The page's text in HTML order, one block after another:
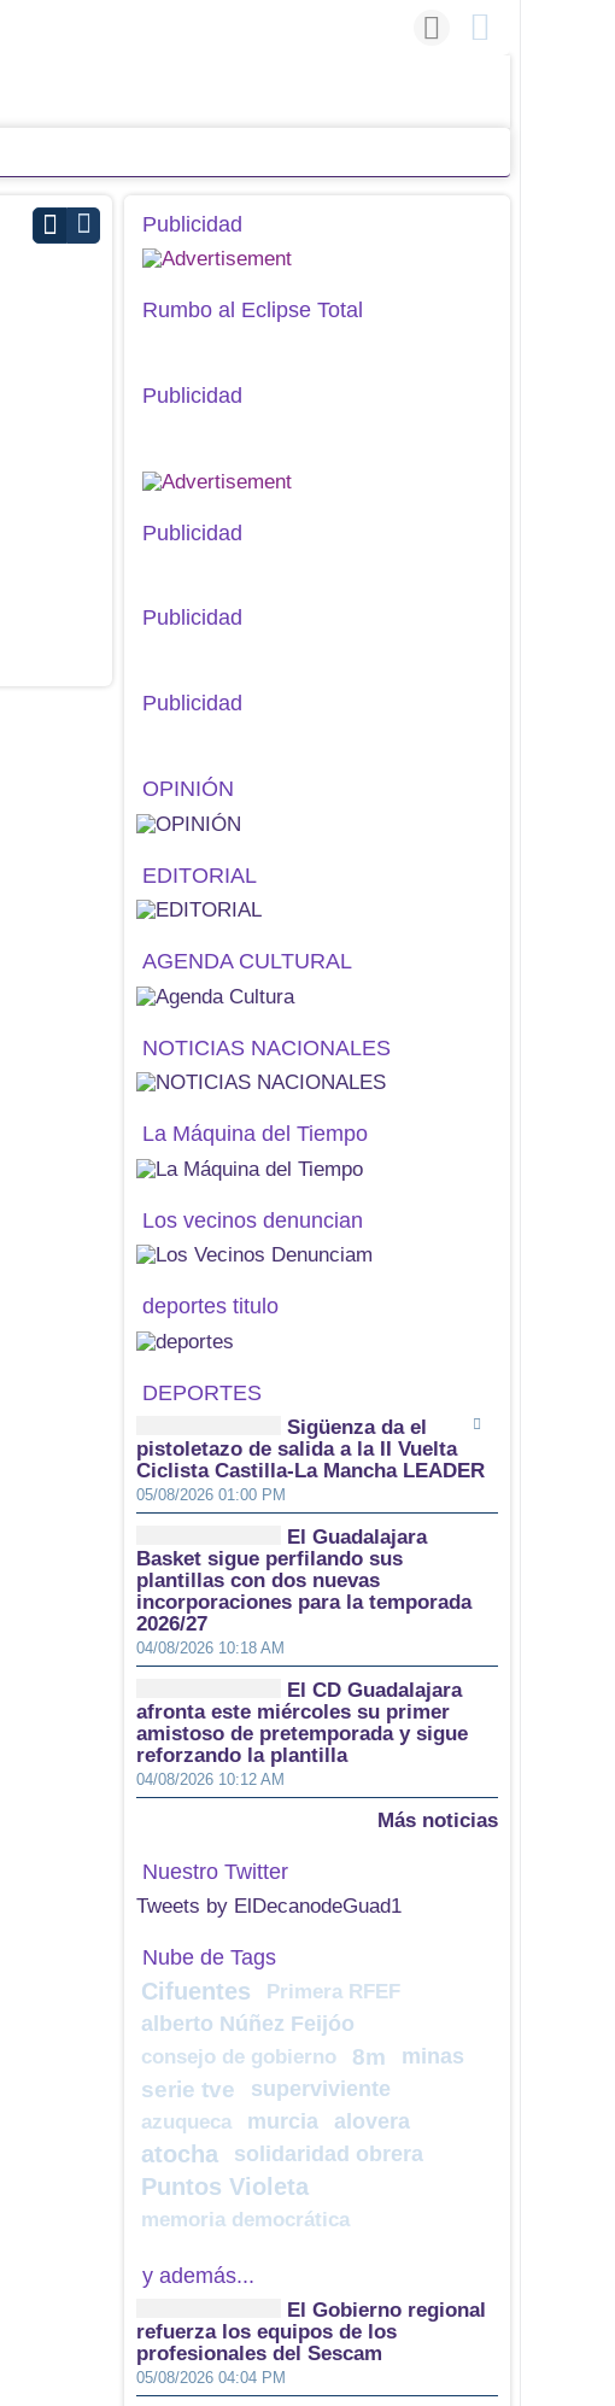
Publicidad
Rumbo al Eclipse Total
Publicidad
Publicidad
Publicidad
Publicidad
OPINIÓN
EDITORIAL
AGENDA CULTURAL
NOTICIAS NACIONALES
La Máquina del Tiempo
Los vecinos denuncian
deportes titulo
DEPORTES
Sigüenza da el
pistoletazo de salida a la II Vuelta
Ciclista Castilla-La Mancha LEADER
05/08/2026 01:00 PM
El Guadalajara
Basket sigue perfilando sus
plantillas con dos nuevas
incorporaciones para la temporada
2026/27
04/08/2026 10:18 AM
El CD Guadalajara
afronta este miércoles su primer
amistoso de pretemporada y sigue
reforzando la plantilla
04/08/2026 10:12 AM
Más noticias
Nuestro Twitter
Tweets by ElDecanodeGuad1
Nube de Tags
Cifuentes Primera RFEF
alberto Núñez Feijóo
consejo de gobierno 8m minas
serie tve superviviente
azuqueca murcia alovera
atocha solidaridad obrera
Puntos Violeta
memoria democrática
y además...
El Gobierno regional
refuerza los equipos de los
profesionales del Sescam
05/08/2026 04:04 PM